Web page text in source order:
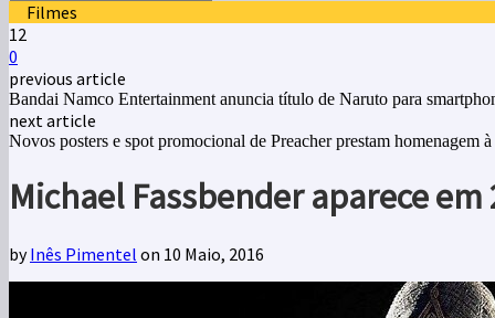
Filmes
12
0
previous article
Bandai Namco Entertainment anuncia título de Naruto para
next article
Novos posters e spot promocional de Preacher prestam homenagem
Michael Fassbender aparece em
byInês Pimentel on 10 Maio, 2016